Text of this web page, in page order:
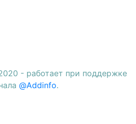
- работает при поддержке
@Addinfo.